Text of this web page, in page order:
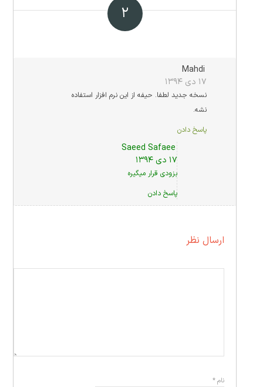
۲
Mahdi
۱۷ دی ۱۳۹۴
نسخه جدید لطفا. حیفه از این نرم افزار استفاده
نشه.
پاسخ دادن
Saeed Safaee
۱۷ دی ۱۳۹۴
بزودی قرار میگیره
پاسخ دادن
ارسال نظر
نام*